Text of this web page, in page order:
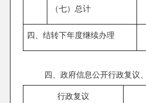
（七）总计
四、结转下年度继续办理
四、政府信息公开行政复议
行政复议